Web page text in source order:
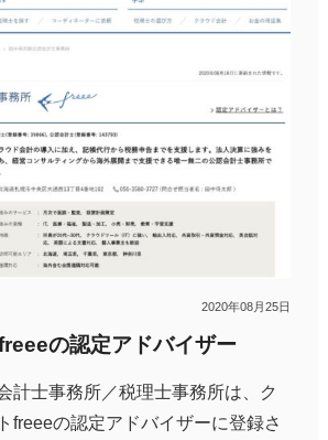
2020年08月25日
の認定アドバイザー
計士事務所／税理士事務所は、ク
freeeの認定アドバイザーに登録さ